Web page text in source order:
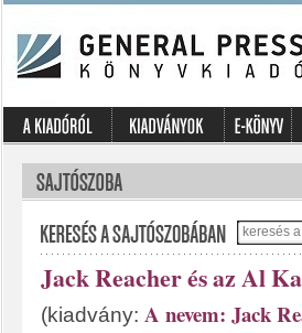
Jack Reacher és az Al
(kiadvány: A nevem: Jack